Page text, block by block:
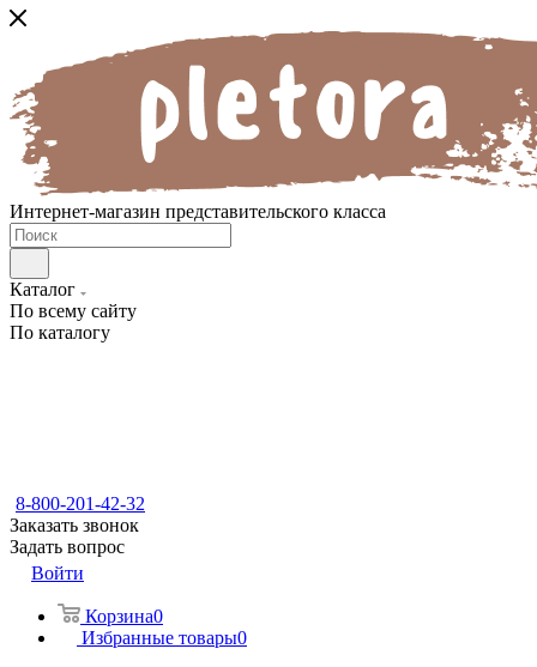
Интернет-магазин представительского класса
Каталог
По всему сайту
По каталогу
8-800-201-42-32
Заказать звонок
Задать вопрос
Войти
Корзина0
Избранные товары0